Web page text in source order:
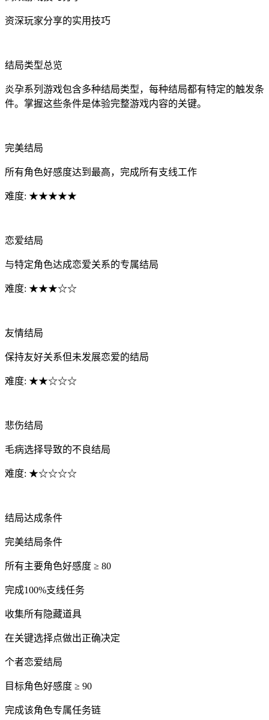
资深玩家分享的实用技巧
结局类型总览
炎孕系列游戏包含多种结局类型，每种结局都有特定的触发条
件。掌握这些条件是体验完整游戏内容的关键。
完美结局
所有角色好感度达到最高，完成所有支线工作
难度: ★★★★★
恋爱结局
与特定角色达成恋爱关系的专属结局
难度: ★★★☆☆
友情结局
保持友好关系但未发展恋爱的结局
难度: ★★☆☆☆
悲伤结局
毛病选择导致的不良结局
难度: ★☆☆☆☆
结局达成条件
完美结局条件
所有主要角色好感度 ≥ 80
完成100%支线任务
收集所有隐藏道具
在关键选择点做出正确决定
个者恋爱结局
目标角色好感度 ≥ 90
完成该角色专属任务链